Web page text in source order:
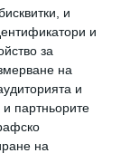
и
и
за
на
и
партньорите
на
Това
грешки,
не се